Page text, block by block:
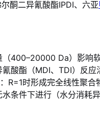
酮二异氰酸酯IPDI、六亚
（400–20000 Da）影响
氰酸酯（MDI、TDI）反
：R=1时形成完全线性聚合
水条件下进行（水分消耗